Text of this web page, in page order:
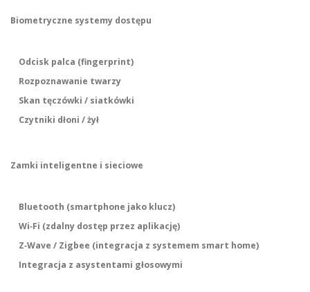
Biometryczne systemy dostępu
Odcisk palca (fingerprint)
Rozpoznawanie twarzy
Skan tęczówki / siatkówki
Czytniki dłoni / żył
Zamki inteligentne i sieciowe
Bluetooth (smartphone jako klucz)
Wi‑Fi (zdalny dostęp przez aplikację)
Z‑Wave / Zigbee (integracja z systemem smart home)
Integracja z asystentami głosowymi